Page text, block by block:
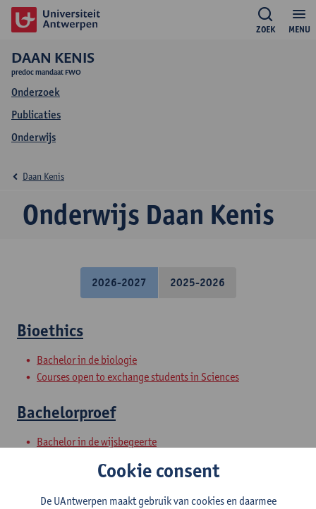
MENU
ZOEK
DAAN KENIS
predoc mandaat FWO
Onderzoek
Publicaties
Onderwijs
Onderwijs Daan Kenis
Daan Kenis
2026-2027 2025-2026
Bioethics
Bachelor in de biologie
Courses open to exchange students in Sciences
Bachelorproef
Bachelor in de wijsbegeerte
Bachelor in de wijsbegeerte (traject na dipl HO)
Cookie consent
De UAntwerpen maakt gebruik van cookies en daarmee